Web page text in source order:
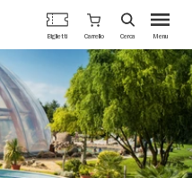
Menu
Biglietti Carrello Cerca